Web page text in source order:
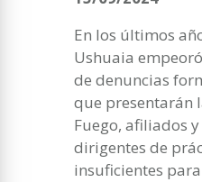
En los últimos
Ushuaia
de denuncias
que presentarán
Fuego, afiliados
dirigentes de
insuficientes